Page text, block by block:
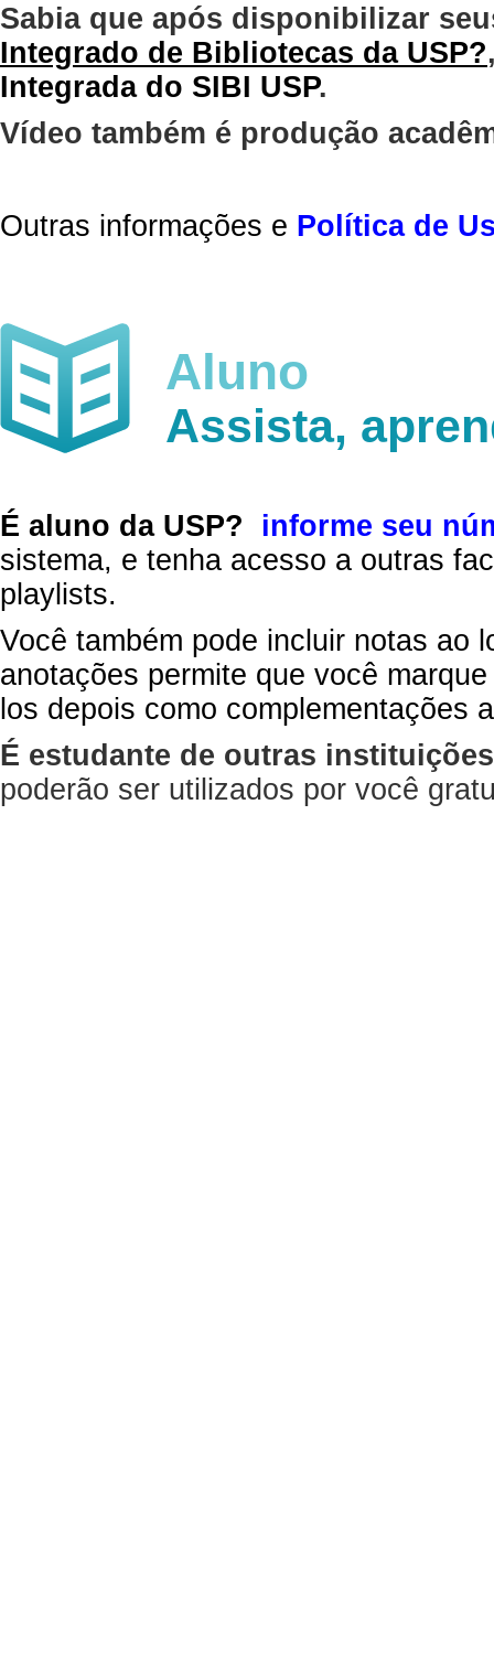
Sabia que após disponibilizar
Integrado de Bibliotecas da USP?
Integrada do SIBI USP.
Vídeo também é produção
Outras informações e Política de
Aluno
Assista,
É aluno da USP?
informe seu
sistema, e tenha acesso a outras
playlists.
Você também pode incluir notas ao
anotações permite que você
los depois como complementações
É estudante de outras
poderão ser utilizados por você